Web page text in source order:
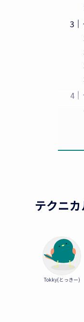
テクニ
Tokky(とっきー)